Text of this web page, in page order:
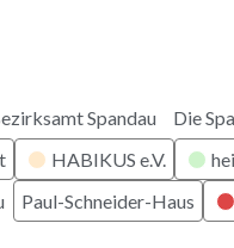
Spandau
Die
HABIKUS e.V.
Paul-Schneider-Haus